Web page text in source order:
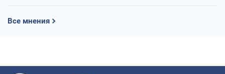
Все мнения